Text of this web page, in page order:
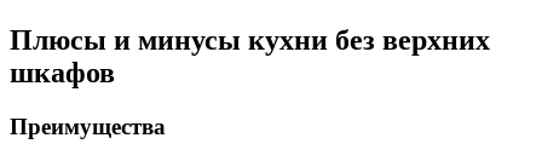
Плюсы и минусы кухни без верхних
шкафов
Преимущества